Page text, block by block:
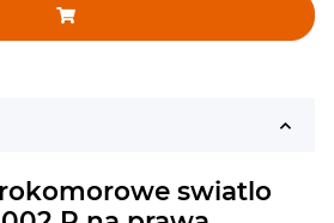
swiatlo